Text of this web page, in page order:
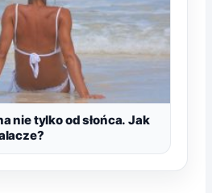
nie tylko od słońca. Jak